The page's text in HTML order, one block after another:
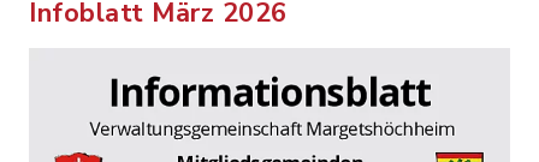
Infoblatt März 2026